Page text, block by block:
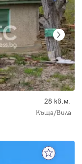
28 кв.м.
Къща/Вила